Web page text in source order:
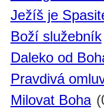
Ježíš je
Boží služebník
Daleko od
Pravdivá
Milovat Boha